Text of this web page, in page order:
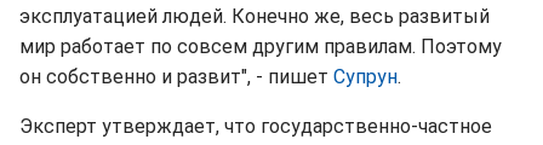
эксплуатацией людей. Конечно же, весь развитый
мир работает по совсем другим правилам. Поэтому
он собственно и развит", - пишет Супрун.
Эксперт утверждает, что государственно-частное